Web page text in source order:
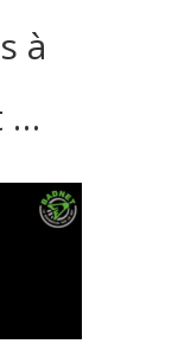
à
…